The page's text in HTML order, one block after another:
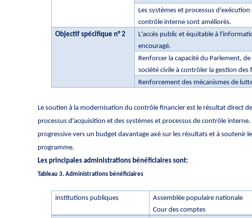
Les systèmes et processus
contrôle interne sont améliorés.
Objectif spécifique n° 2
L'accès public et équitable à
encouragé.
Renforcer la capacité du Parlement,
société civile à contrôler la gestion des
Renforcement des mécanismes de
Le soutien à la modernisation du contrôle financier est le résultat direct
processus d'acquisition et des systèmes et processus de contrôle
progressive vers un budget davantage axé sur les résultats et à
programme.
Les principales administrations bénéficiaires sont:
Tableau 3. Administrations bénéficiaires
institutions publiques
Assemblée populaire nationale
Cour des comptes